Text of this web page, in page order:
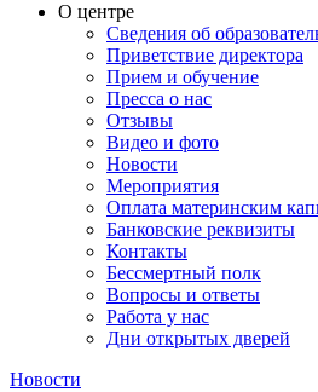
О центре
Сведения об
Приветствие директора
Прием и обучение
Пресса о нас
Отзывы
Видео и фото
Новости
Мероприятия
Оплата материнским
Банковские реквизиты
Контакты
Бессмертный полк
Вопросы и ответы
Работа у нас
Дни открытых дверей
Новости